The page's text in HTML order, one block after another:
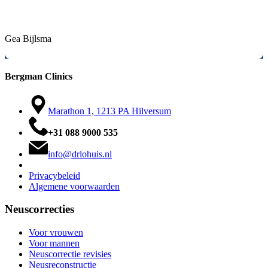
Gea Bijlsma
Bergman Clinics
Marathon 1, 1213 PA Hilversum
+31 088 9000 535
info@drlohuis.nl
Privacybeleid
Algemene voorwaarden
Neuscorrecties
Voor vrouwen
Voor mannen
Neuscorrectie revisies
Neusreconstructie